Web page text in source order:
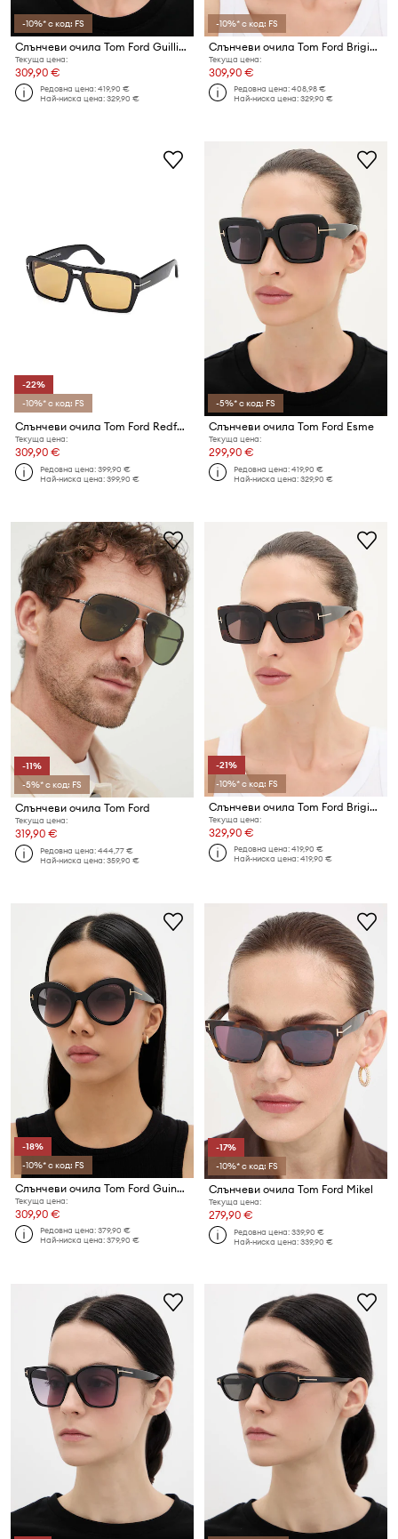
-10%* с код: FS
Слънчеви очила Tom Ford Guilliana
Текуща цена:
309,90 €
Редовна цена:419,90 €
Най-ниска цена:329,90 €
-10%* с код: FS
Слънчеви очила Tom Ford Brigitta
Текуща цена:
309,90 €
Редовна цена:408,98 €
Най-ниска цена:329,90 €
-22%
-10%* с код: FS
Слънчеви очила Tom Ford Redford
Текуща цена:
309,90 €
Редовна цена:399,90 €
Най-ниска цена:399,90 €
-5%* с код: FS
Слънчеви очила Tom Ford Esme
Текуща цена:
299,90 €
Редовна цена:419,90 €
Най-ниска цена:329,90 €
-11%
-5%* с код: FS
Слънчеви очила Tom Ford
Текуща цена:
319,90 €
Редовна цена:444,77 €
Най-ниска цена:359,90 €
-21%
-10%* с код: FS
Слънчеви очила Tom Ford Brigitta
Текуща цена:
329,90 €
Редовна цена:419,90 €
Най-ниска цена:419,90 €
-18%
-10%* с код: FS
Слънчеви очила Tom Ford Guinevere
Текуща цена:
309,90 €
Редовна цена:379,90 €
Най-ниска цена:379,90 €
-17%
-10%* с код: FS
Слънчеви очила Tom Ford Mikel
Текуща цена:
279,90 €
Редовна цена:339,90 €
Най-ниска цена:339,90 €